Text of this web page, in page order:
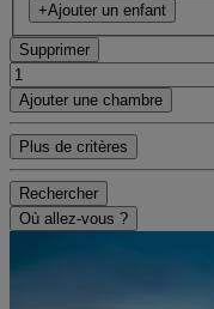
+Ajouter un enfant
Supprimer
Ajouter une chambre
Plus de critères
Rechercher
Où allez-vous ?